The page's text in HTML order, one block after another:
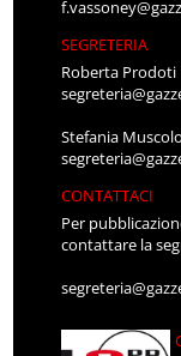
SEGRETERIA
Roberta Prodoti
Stefania Muscolo
CONTATTACI
Per
contattare la